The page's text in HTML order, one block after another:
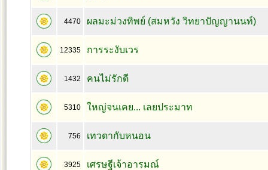
4470 ผลมะม่วงทิพย์ (สมหวัง วิทยาปัญญานนท์)
12335 การระงับเวร
1432 คนไม่รักดี
5310 ใหญ่จนเคย... เลยประมาท
756 เทวดากับหนอน
3925 เศรษฐีเจ้าอารมณ์